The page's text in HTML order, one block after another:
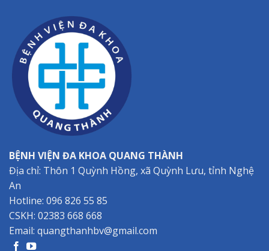
BỆNH VIỆN ĐA KHOA QUANG THÀNH
Địa chỉ: Thôn 1 Quỳnh Hồng, xã Quỳnh Lưu, tỉnh Nghệ
An
Hotline: 096 826 55 85
CSKH: 02383 668 668
Email: quangthanhbv@gmail.com